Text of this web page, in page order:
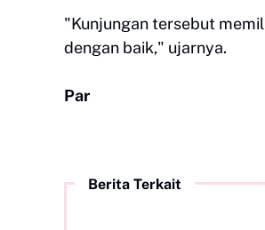
"Kunjungan tersebut
dengan baik," ujarnya.
Par
Berita Terkait